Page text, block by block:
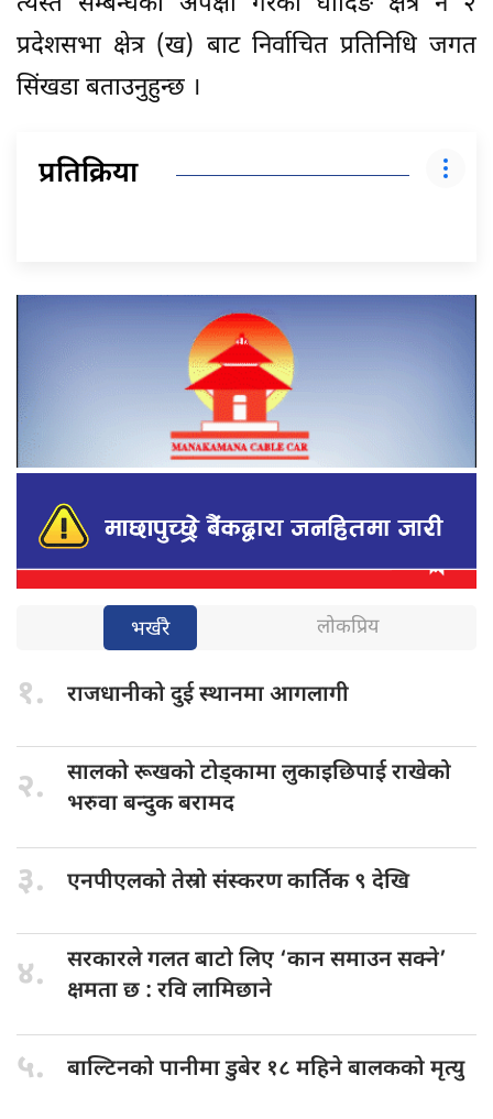
प्रदेशसभा क्षेत्र (ख) बाट निर्वाचित प्रतिनिधि जगत
सिंखडा बताउनुहुन्छ ।
प्रतिक्रिया
भर्खरै लोकप्रिय
१. राजधानीको दुईस्थानमा आगलागी
२. सालको रूखकोटोड्कामा लुकाइछिपाई राखेको
भरुवा बन्दुक बरामद
३. एनपीएलको तेस्रोसंस्करण कार्तिक ९ देखि
४. सरकारले गलतबाटो लिए ‘कान समाउन सक्ने’
क्षमता छ : रवि लामिछाने
५. बाल्टिनको पानीमाडुबेर १८ महिने बालकको मृत्यु